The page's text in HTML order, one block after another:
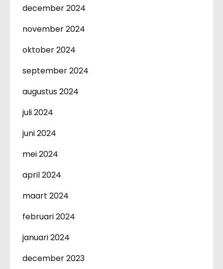
december 2024
november 2024
oktober 2024
september 2024
augustus 2024
juli 2024
juni 2024
mei 2024
april 2024
maart 2024
februari 2024
januari 2024
december 2023